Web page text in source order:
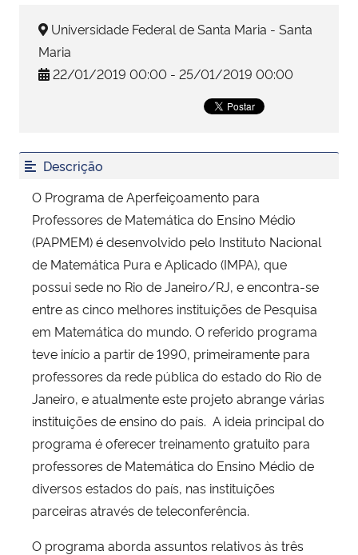
Ministério da Mulher, da Família e dos Direitos Humanos
Secretaria-Geral
Gabinete de Segurança Institucional
Advocacia-Geral da União
Banco Central do Brasil
Planalto
Universidade Federal de Santa Maria - Santa
Maria
22/01/2019 00:00 - 25/01/2019 00:00
Descrição
O Programa de Aperfeiçoamento para
Professores de Matemática do Ensino Médio
(PAPMEM) é desenvolvido pelo Instituto Nacional
de Matemática Pura e Aplicado (IMPA), que
possui sede no Rio de Janeiro/RJ, e encontra-se
entre as cinco melhores instituições de Pesquisa
em Matemática do mundo. O referido programa
teve início a partir de 1990, primeiramente para
professores da rede pública do estado do Rio de
Janeiro, e atualmente este projeto abrange várias
instituições de ensino do país. A ideia principal do
programa é oferecer treinamento gratuito para
professores de Matemática do Ensino Médio de
diversos estados do país, nas instituições
parceiras através de teleconferência.
O programa aborda assuntos relativos às três